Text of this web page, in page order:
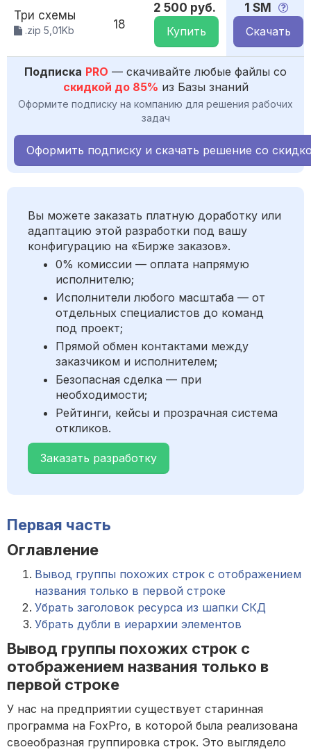
Три схемы
.zip 5,01Kb 18
2 500 руб.
Купить
1 SM
Скачать
Подписка PRO — скачивайте любые файлы со
скидкой до 85% из Базы знаний
Оформите подписку на компанию для решения рабочих
задач
Оформить подписку и скачать решение со
Вы можете заказать платную доработку или
адаптацию этой разработки под вашу
конфигурацию на «Бирже заказов».
0% комиссии — оплата напрямую
исполнителю;
Исполнители любого масштаба — от
отдельных специалистов до команд
под проект;
Прямой обмен контактами между
заказчиком и исполнителем;
Безопасная сделка — при
необходимости;
Рейтинги, кейсы и прозрачная система
откликов.
Заказать разработку
Первая часть
Оглавление
Вывод группы похожих строк с отображением
названия только в первой строке
Убрать заголовок ресурса из шапки СКД
Убрать дубли в иерархии элементов
Вывод группы похожих строк с
отображением названия только в
первой строке
У нас на предприятии существует старинная
программа на FoxPro, в которой была реализована
своеобразная группировка строк. Это выглядело